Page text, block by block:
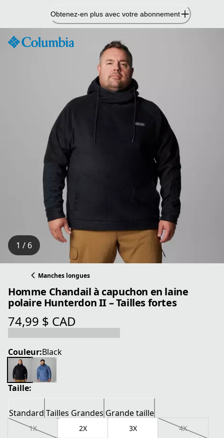
contenu
Obtenez-en plus avec votre abonnement
1 / 6
Manches longues
Homme Chandail à capuchon en laine
polaire Hunterdon II – Tailles fortes
74,99 $ CAD
prix actuel 74,99 $ CAD
Couleur:Black
Taille:
Standard Tailles Grandes Grande taille
1X 2X 3X 4X